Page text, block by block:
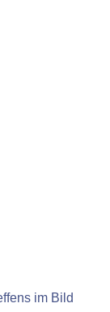
im Bild